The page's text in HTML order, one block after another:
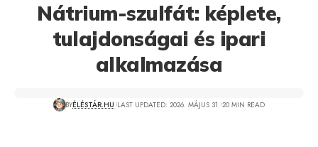
Nátrium-szulfát: képlete,
tulajdonságai és ipari
alkalmazása
BYÉLÉSTÁR.HU LAST UPDATED: 2026. MÁJUS 31. 20 MIN READ